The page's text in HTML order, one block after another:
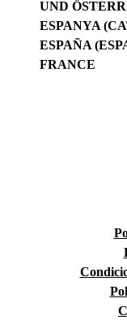
UND
ESPANYA
ESPAÑA
FRANCE